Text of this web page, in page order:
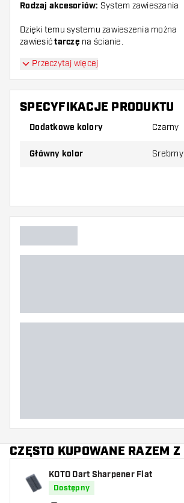
Rodzaj akcesoriów: System zawieszania
Dzięki temu systemu zawieszenia można
zawiesićtarczę na ścianie.
Przeczytaj więcej
SPECYFIKACJE PRODUKTU
Dodatkowe kolory Czarny
Główny kolor Srebrny
CZĘSTO KUPOWANE RAZEM Z
KOTO Dart Sharpener Flat
Dostępny